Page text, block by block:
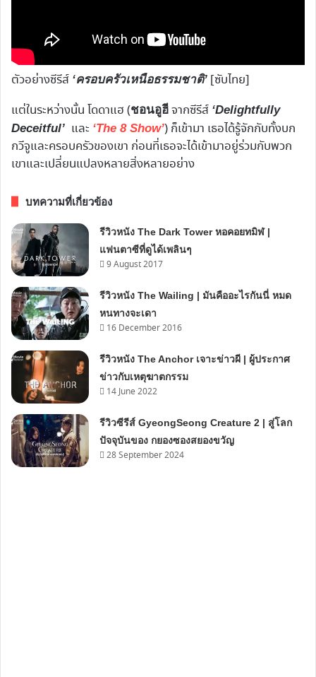
ตัวอย่างซีรีส์ ‘ครอบครัวเหนือธรรมชาติ’ [ซับไทย]
แต่ในระหว่างนั้น โดดาแฮ (ชอนอูฮี จากซีรีส์ ‘Delightfully
Deceitful’ และ​ ‘The 8 Show’) ก็เข้ามา เธอได้รู้จักกับทั้งบก
กวีจูและครอบครัวของเขา ก่อนที่เธอจะได้เข้ามาอยู่ร่วมกับพวก
เขาและเปลี่ยนแปลงหลายสิ่งหลายอย่าง
บทความที่เกี่ยวข้อง
รีวิวหนัง The Dark Tower หอคอยทมิฬ |
แฟนตาซีที่ดูได้เพลินๆ
9 August 2017
รีวิวหนัง The Wailing | มันคืออะไรกันนี่ หมด
หนทางจะเดา
16 December 2016
รีวิวหนัง The Anchor เจาะข่าวผี | ผู้ประกาศ
ข่าวกับเหตุฆาตกรรม
14 June 2022
รีวิวซีรีส์ GyeongSeong Creature 2 | สู่โลก
ปัจจุบันของ กยองซองสยองขวัญ
28 September 2024